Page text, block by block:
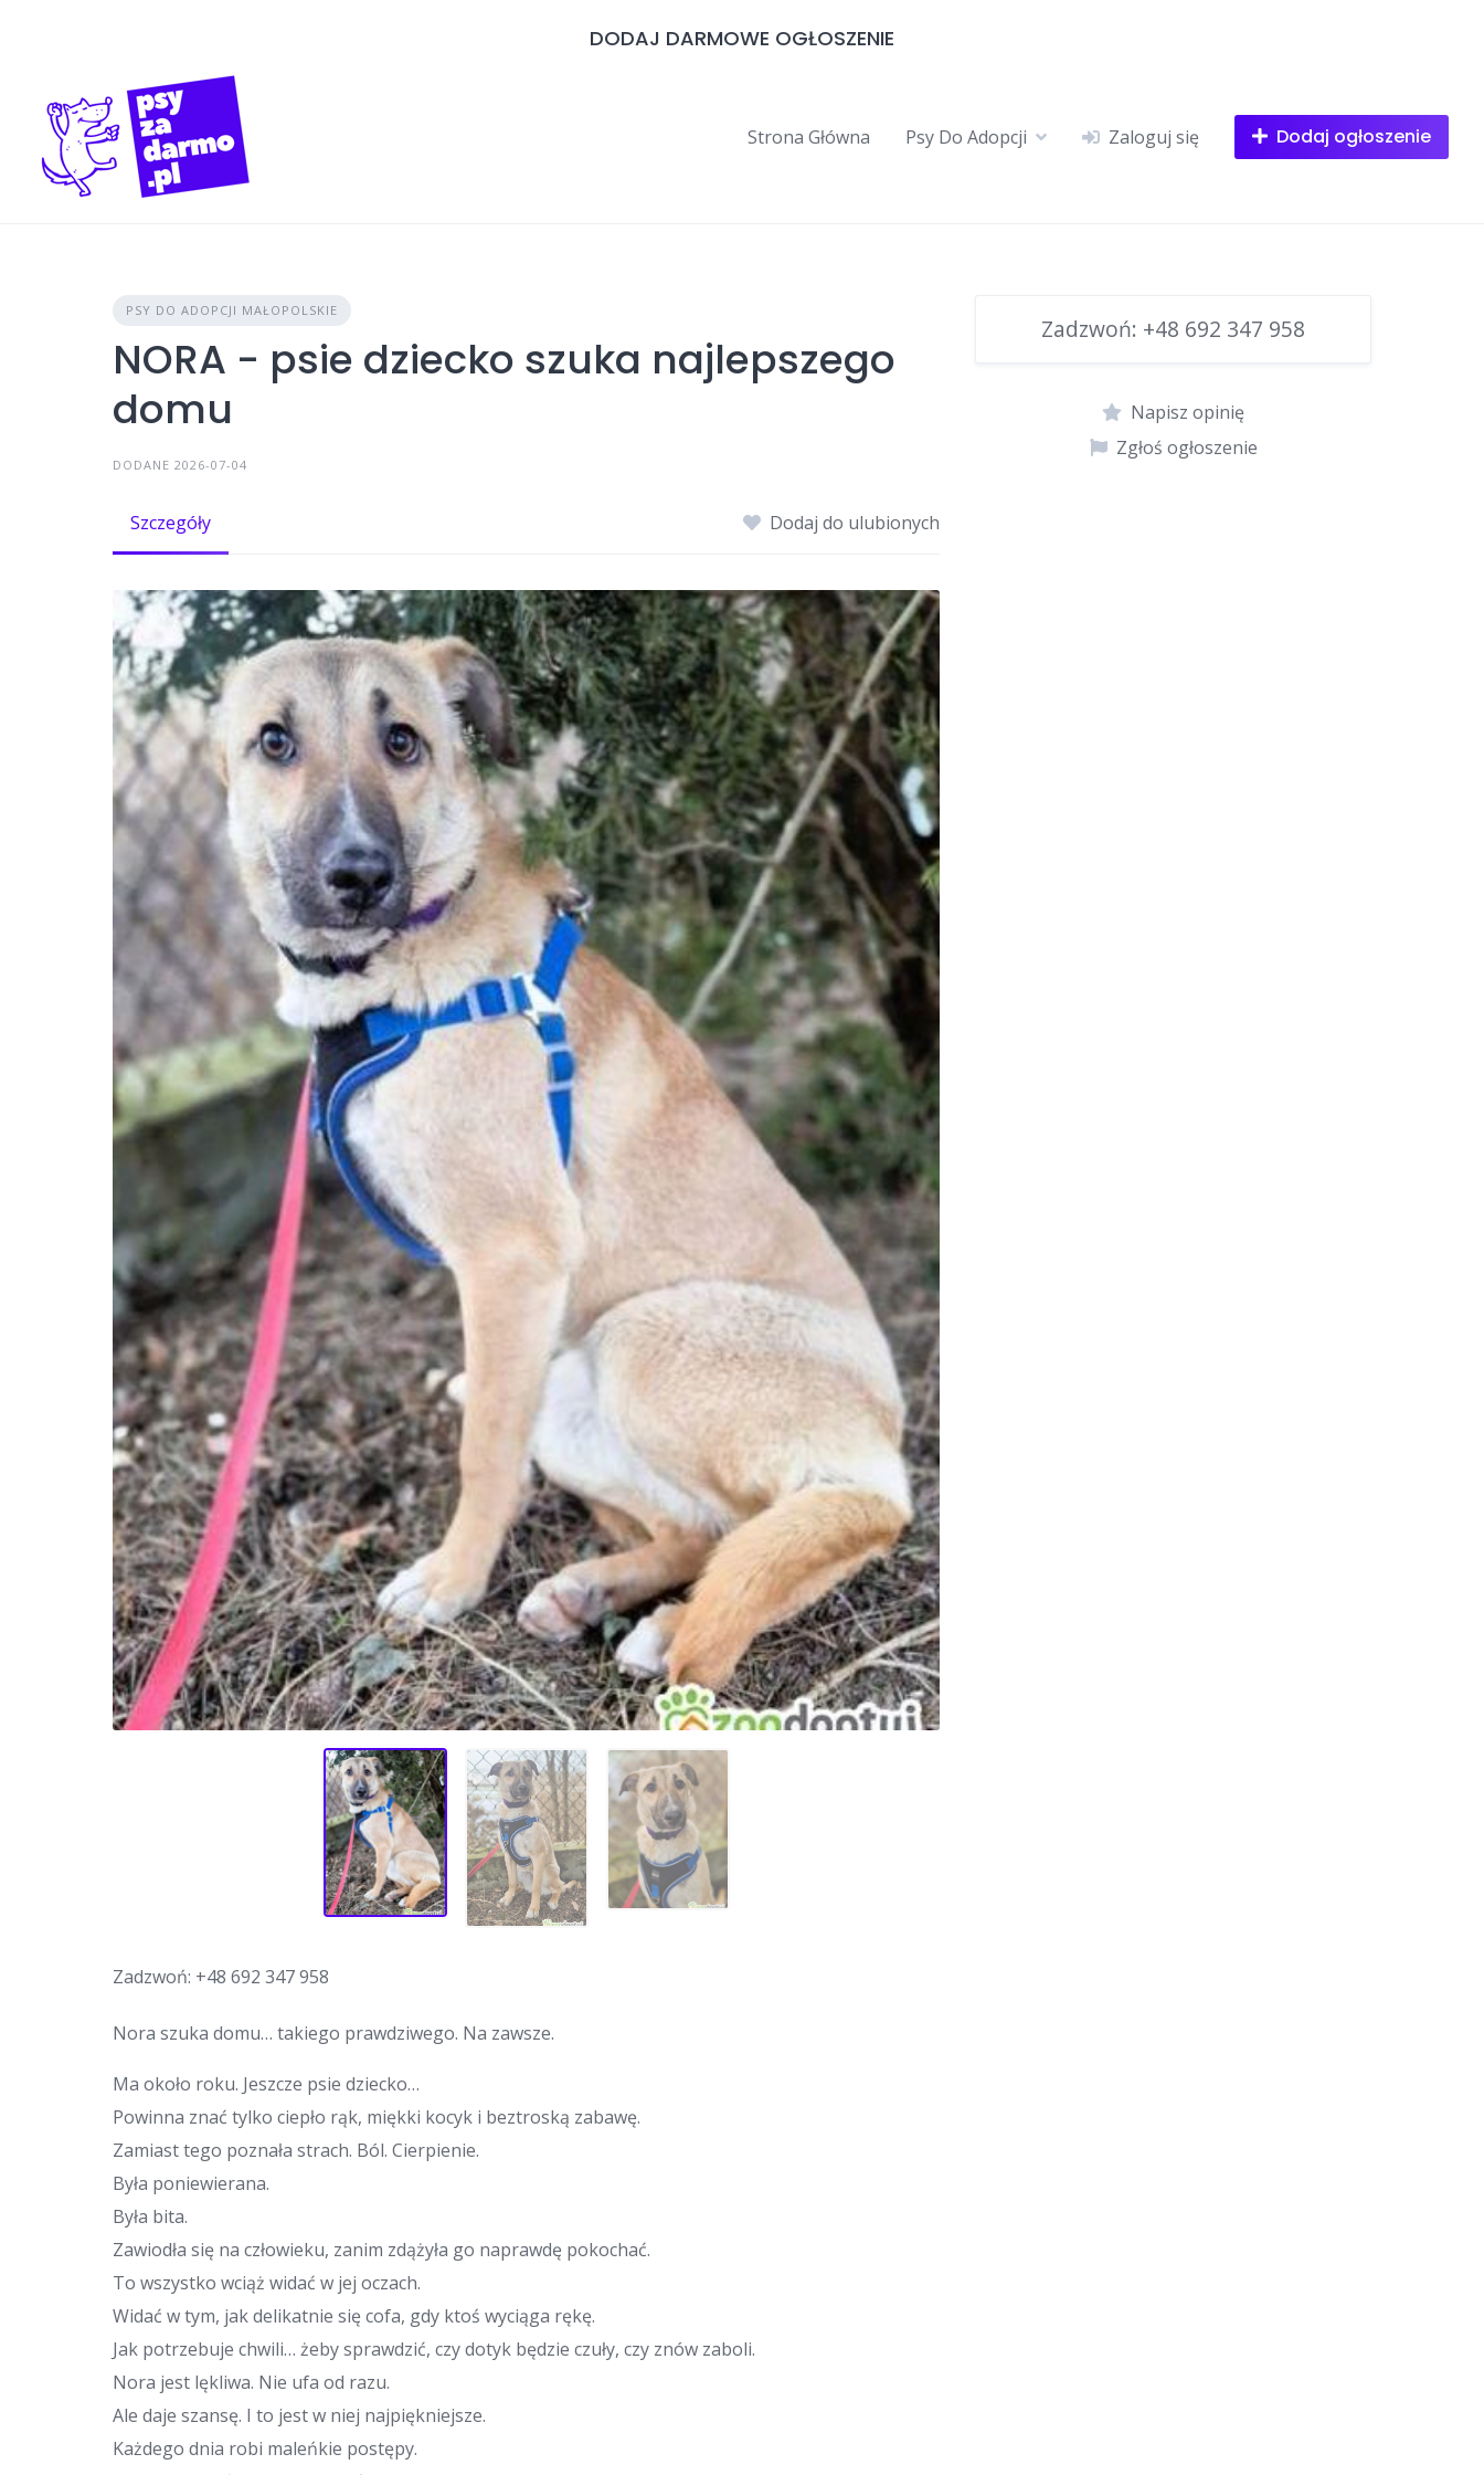
DODAJ DARMOWE OGŁOSZENIE
Strona Główna Psy Do Adopcji Zaloguj się Dodaj ogłoszenie
PSY DO ADOPCJI MAŁOPOLSKIE
NORA - psie dziecko szuka najlepszego
domu
DODANE 2026-07-04
Szczegóły Dodaj do ulubionych
Zadzwoń: +48 692 347 958
Nora szuka domu… takiego prawdziwego. Na zawsze.
Ma około roku. Jeszcze psie dziecko…
Powinna znać tylko ciepło rąk, miękki kocyk i beztroską zabawę.
Zamiast tego poznała strach. Ból. Cierpienie.
Była poniewierana.
Była bita.
Zawiodła się na człowieku, zanim zdążyła go naprawdę pokochać.
To wszystko wciąż widać w jej oczach.
Widać w tym, jak delikatnie się cofa, gdy ktoś wyciąga rękę.
Jak potrzebuje chwili… żeby sprawdzić, czy dotyk będzie czuły, czy znów zaboli.
Nora jest lękliwa. Nie ufa od razu.
Ale daje szansę. I to jest w niej najpiękniejsze.
Każdego dnia robi maleńkie postępy.
Zadzwoń: +48 692 347 958
Napisz opinię
Zgłoś ogłoszenie